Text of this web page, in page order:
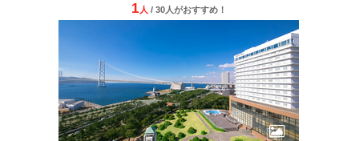
1 人 / 30人がおすすめ！